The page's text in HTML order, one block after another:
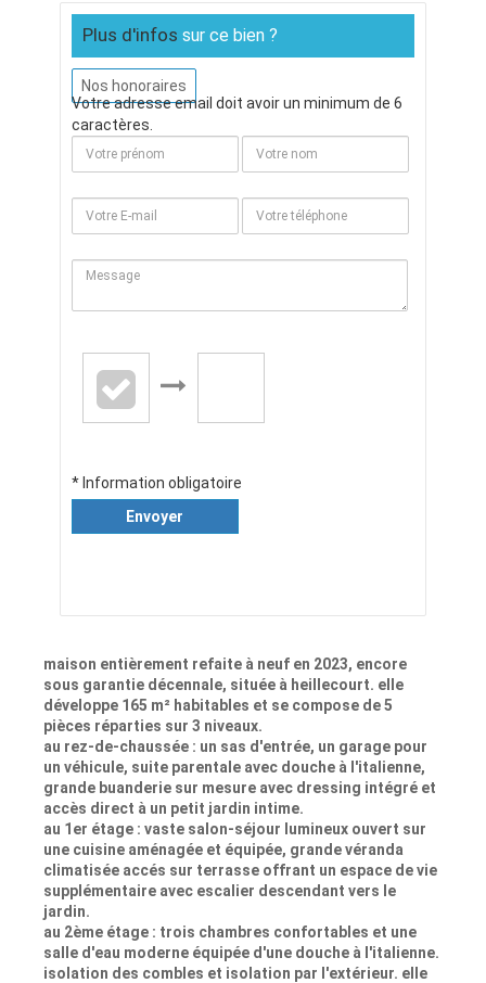
Plus d'infos sur ce bien ?
Nos honoraires
Votre adresse email doit avoir un minimum de 6
caractères.
* Information obligatoire
Envoyer
maison entièrement refaite à neuf en 2023, encore
sous garantie décennale, située à heillecourt. elle
développe 165 m² habitables et se compose de 5
pièces réparties sur 3 niveaux.
au rez-de-chaussée : un sas d'entrée, un garage pour
un véhicule, suite parentale avec douche à l'italienne,
grande buanderie sur mesure avec dressing intégré et
accès direct à un petit jardin intime.
au 1er étage : vaste salon-séjour lumineux ouvert sur
une cuisine aménagée et équipée, grande véranda
climatisée accés sur terrasse offrant un espace de vie
supplémentaire avec escalier descendant vers le
jardin.
au 2ème étage : trois chambres confortables et une
salle d'eau moderne équipée d'une douche à l'italienne.
isolation des combles et isolation par l'extérieur. elle